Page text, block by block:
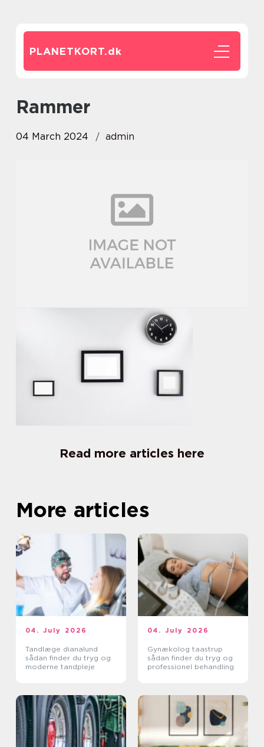
PLANETKORT.dk
Rammer
04 March 2024 admin
Read more articles here
More articles
04. July 2026
Tandlæge dianalund
sådan finder du tryg og
moderne tandpleje
04. July 2026
Gynækolog taastrup
sådan finder du tryg og
professionel behandling